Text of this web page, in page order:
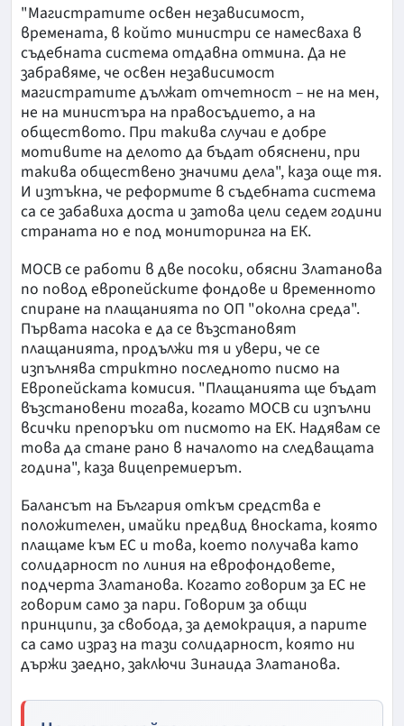
"Магистратите освен независимост,
времената, в който министри се намесваха в
съдебната система отдавна отмина. Да не
забравяме, че освен независимост
магистратите дължат отчетност – не на мен,
не на министъра на правосъдието, а на
обществото. При такива случаи е добре
мотивите на делото да бъдат обяснени, при
такива обществено значими дела", каза още тя.
И изтъкна, че реформите в съдебната система
са се забавиха доста и затова цели седем години
страната но е под мониторинга на ЕК.
МОСВ се работи в две посоки, обясни Златанова
по повод европейските фондове и временното
спиране на плащанията по ОП "околна среда".
Първата насока е да се възстановят
плащанията, продължи тя и увери, че се
изпълнява стриктно последното писмо на
Европейската комисия. "Плащанията ще бъдат
възстановени тогава, когато МОСВ си изпълни
всички препоръки от писмото на ЕК. Надявам се
това да стане рано в началото на следващата
година", каза вицепремиерът.
Балансът на България откъм средства е
положителен, имайки предвид вноската, която
плащаме към ЕС и това, което получава като
солидарност по линия на еврофондовете,
подчерта Златанова. Когато говорим за ЕС не
говорим само за пари. Говорим за общи
принципи, за свобода, за демокрация, а парите
са само израз на тази солидарност, която ни
държи заедно, заключи Зинаида Златанова.